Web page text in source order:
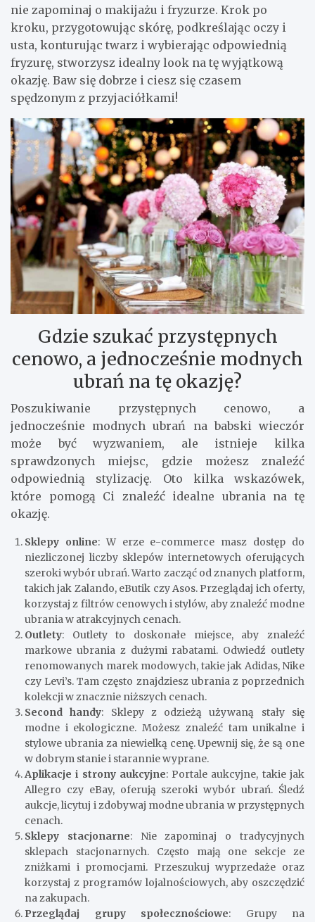
nie zapominaj o makijażu i fryzurze. Krok po
kroku, przygotowując skórę, podkreślając oczy i
usta, konturując twarz i wybierając odpowiednią
fryzurę, stworzysz idealny look na tę wyjątkową
okazję. Baw się dobrze i ciesz się czasem
spędzonym z przyjaciółkami!
Gdzie szukać przystępnych
cenowo, a jednocześnie modnych
ubrań na tę okazję?
Poszukiwanie przystępnych cenowo, a
jednocześnie modnych ubrań na babski wieczór
może być wyzwaniem, ale istnieje kilka
sprawdzonych miejsc, gdzie możesz znaleźć
odpowiednią stylizację. Oto kilka wskazówek,
które pomogą Ci znaleźć idealne ubrania na tę
okazję.
Sklepy online: W erze e-commerce masz dostęp do
niezliczonej liczby sklepów internetowych oferujących
szeroki wybór ubrań. Warto zacząć od znanych platform,
takich jak Zalando, eButik czy Asos. Przeglądaj ich oferty,
korzystaj z filtrów cenowych i stylów, aby znaleźć modne
ubrania w atrakcyjnych cenach.
Outlety: Outlety to doskonałe miejsce, aby znaleźć
markowe ubrania z dużymi rabatami. Odwiedź outlety
renomowanych marek modowych, takie jak Adidas, Nike
czy Levi’s. Tam często znajdziesz ubrania z poprzednich
kolekcji w znacznie niższych cenach.
Second handy: Sklepy z odzieżą używaną stały się
modne i ekologiczne. Możesz znaleźć tam unikalne i
stylowe ubrania za niewielką cenę. Upewnij się, że są one
w dobrym stanie i starannie wyprane.
Aplikacje i strony aukcyjne: Portale aukcyjne, takie jak
Allegro czy eBay, oferują szeroki wybór ubrań. Śledź
aukcje, licytuj i zdobywaj modne ubrania w przystępnych
cenach.
Sklepy stacjonarne: Nie zapominaj o tradycyjnych
sklepach stacjonarnych. Często mają one sekcje ze
zniżkami i promocjami. Przeszukuj wyprzedaże oraz
korzystaj z programów lojalnościowych, aby oszczędzić
na zakupach.
Przeglądaj grupy społecznościowe: Grupy na